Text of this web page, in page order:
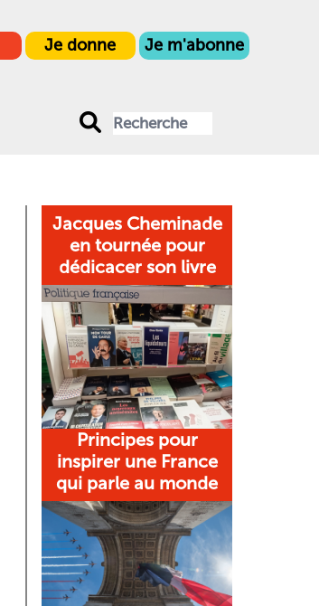
Je donne Je m'abonne
Jacques Cheminade
en tournée pour
dédicacer son livre
Principes pour
inspirer une France
qui parle au monde